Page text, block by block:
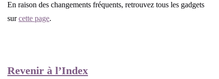
En raison des changements fréquents, retrouvez tous les gadgets
surcette page.
Revenir à l’Index